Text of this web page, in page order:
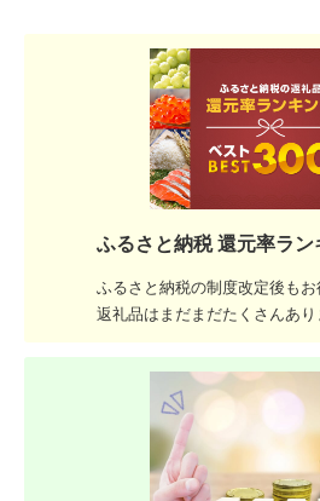
ふるさと納税 還元率ラ
ふるさと納税の制度改定後もお
返礼品はまだまだたくさんあり